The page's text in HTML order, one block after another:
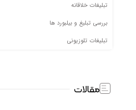
تبلیغات خلاقانه
بررسی تبلیغ و بیلبورد ها
تبلیغات تلوزیونی
مقالات